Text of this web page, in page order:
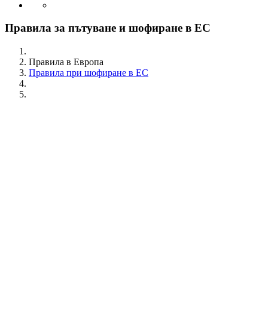
Правила за пътуване и шофиране в ЕС
Правила в Европа
Правила при шофиране в ЕС